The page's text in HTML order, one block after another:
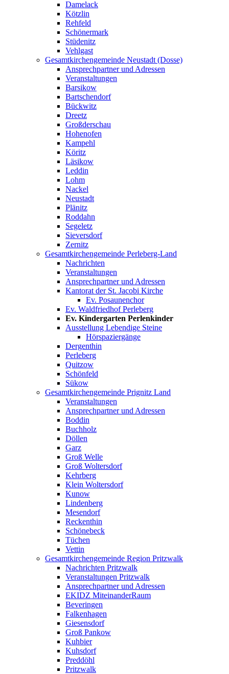
Damelack
Kötzlin
Rehfeld
Schönermark
Stüdenitz
Vehlgast
Gesamtkirchengemeinde Neustadt (Dosse)
Ansprechpartner und Adressen
Veranstaltungen
Barsikow
Bartschendorf
Bückwitz
Dreetz
Großderschau
Hohenofen
Kampehl
Köritz
Läsikow
Leddin
Lohm
Nackel
Neustadt
Plänitz
Roddahn
Segeletz
Sieversdorf
Zernitz
Gesamtkirchengemeinde Perleberg-Land
Nachrichten
Veranstaltungen
Ansprechpartner und Adressen
Kantorat der St. Jacobi Kirche
Ev. Posaunenchor
Ev. Waldfriedhof Perleberg
Ev. Kindergarten Perlenkinder
Ausstellung Lebendige Steine
Hörspaziergänge
Dergenthin
Perleberg
Quitzow
Schönfeld
Sükow
Gesamtkirchengemeinde Prignitz Land
Veranstaltungen
Ansprechpartner und Adressen
Boddin
Buchholz
Döllen
Garz
Groß Welle
Groß Woltersdorf
Kehrberg
Klein Woltersdorf
Kunow
Lindenberg
Mesendorf
Reckenthin
Schönebeck
Tüchen
Vettin
Gesamtkirchengemeinde Region Pritzwalk
Nachrichten Pritzwalk
Veranstaltungen Pritzwalk
Ansprechpartner und Adressen
EKIDZ MiteinanderRaum
Beveringen
Falkenhagen
Giesensdorf
Groß Pankow
Kuhbier
Kuhsdorf
Preddöhl
Pritzwalk